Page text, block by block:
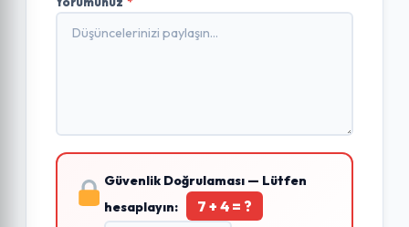
Güvenlik Doğrulaması — Lütfen
hesaplayın:
7 + 4 = ?